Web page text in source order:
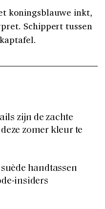
koningsblauwe inkt,
Schippert tussen
zijn de zachte
zomer kleur te
handtassen
insiders